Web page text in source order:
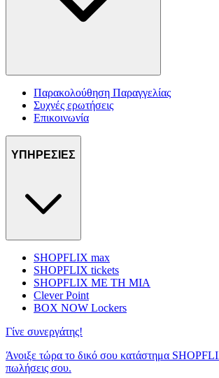
Παρακολούθηση Παραγγελίας
Συχνές ερωτήσεις
Επικοινωνία
ΥΠΗΡΕΣΙΕΣ
SHOPFLIX max
SHOPFLIX tickets
SHOPFLIX ΜΕ ΤΗ ΜΙΑ
Clever Point
BOX NOW Lockers
Γίνε συνεργάτης!
Άνοιξε τώρα το δικό σου κατάστημα
πωλήσεις σου.